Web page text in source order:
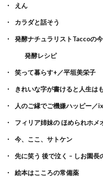
えん
カラダと話そう
発酵ナチュラリストTaccoの
発酵レシピ
笑って暮らす+／平垣美栄子
きれいな字が書けると人生は
人のご縁でご機嫌ハッピー／
フィリア姉妹の ほめられホメ
今、ここ、サトケン
先に笑う 後で泣く – しお園
絵本はこころの常備薬